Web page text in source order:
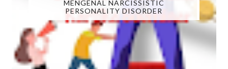
MENGENAL NARCISSISTIC
PERSONALITY DISORDER